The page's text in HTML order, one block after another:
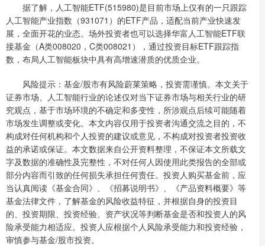
据了解，人工智能ETF(515980)是目前市场上仅有的一只跟踪
人工智能产业指数（931071）的ETF产品，适配当前产业快速发
展，全面开花的业态。场外投资者也可以选择华富人工智能ETF联
接基金（A类008020，C类008021），通过投资目标ETF跟踪指
数，布局人工智能板块中具有高增速潜质的优质企业。
风险提示：基金/股市有风险蔚莱策略，投资需谨慎。本文关于
证券市场、人工智能行业的论述仅对当下证券市场与相关行业的研
究观点，基于市场环境的不确定和多变性，所涉观点后续可能随着
市场发生调整或变化。本文内容仅用于投资者沟通交流之目的，不
构成对任何机构和个人投资的建议或意见，不构成对投资者投资收
益的承诺或保证。本文数据来自公开资料整理，不保证本文所载文
字及数据的准确性及完整性，不对任何人因使用此类报告的全部或
部分内容而引致的任何损失承担任何责任。投资人购买基金前，应
当认真阅读《基金合同》、《招募说明书》、《产品资料概要》等
基金法律文件，了解基金的风险收益特征，并根据自身的投资目
的、投资期限、投资经验、资产状况等判断基金是否和投资人的风
险承受能力相适应。投资人应根据个人风险承受能力和投资经验，
审慎参与基金/股市投资。